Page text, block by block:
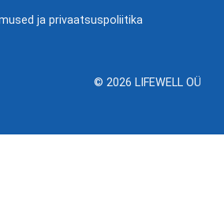
ja privaatsuspoliitika
© 2026 LIFEWELL OÜ